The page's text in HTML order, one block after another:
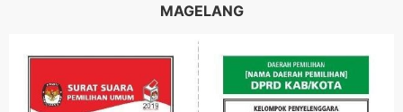
MAGELANG